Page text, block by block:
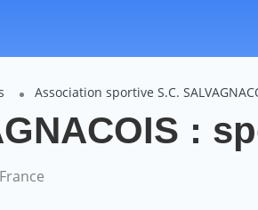
Association sportive S.C.
: